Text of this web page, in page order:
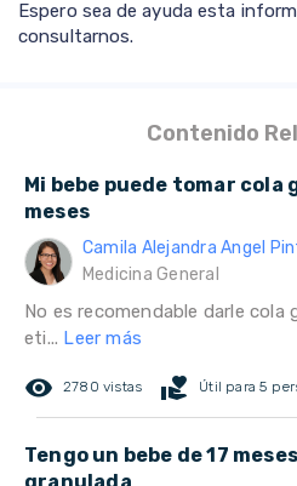
Espero sea de ayuda esta
consultarnos.
Contenido
Mi bebe puede tomar cola
meses
Camila Alejandra Angel
Medicina General
No es recomendable darle cola
eti... Leer más
remove_red_eye 2780 vistas volunteer_activism Útil para 5
Tengo un bebe de 17